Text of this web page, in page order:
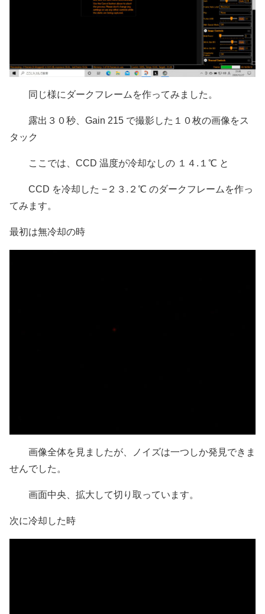
同じ様にダークフレームを作ってみました。
露出３０秒、Gain 215 で撮影した１０枚の画像をス
タック
ここでは、CCD 温度が冷却なしの １４.１℃ と
CCD を冷却した −２３.２℃ のダークフレームを作っ
てみます。
最初は無冷却の時
画像全体を見ましたが、ノイズは一つしか発見できま
せんでした。
画面中央、拡大して切り取っています。
次に冷却した時